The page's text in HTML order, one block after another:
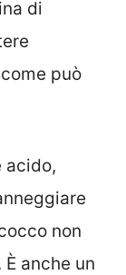
di
può
acido,
non
anche un